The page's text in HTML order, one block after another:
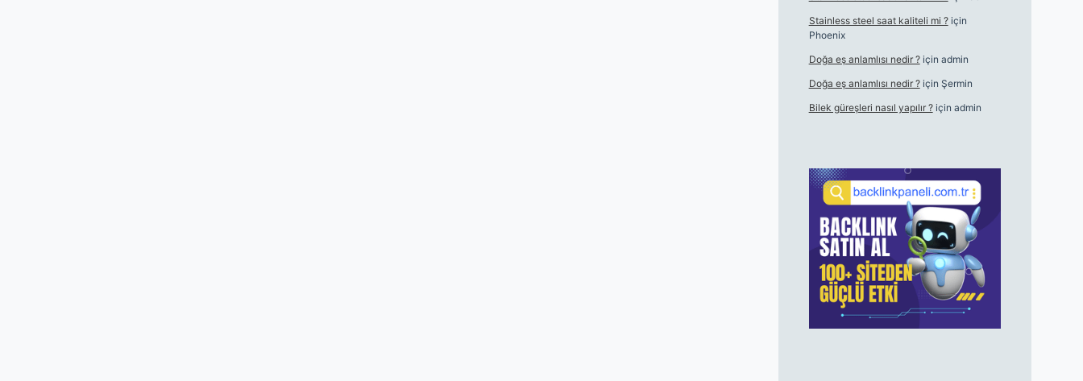
Stainless steel saat kaliteli mi ?için
Phoenix
Doğa eş anlamlısı nedir ?için admin
Doğa eş anlamlısı nedir ?için Şermin
Bilek güreşleri nasıl yapılır ?için admin